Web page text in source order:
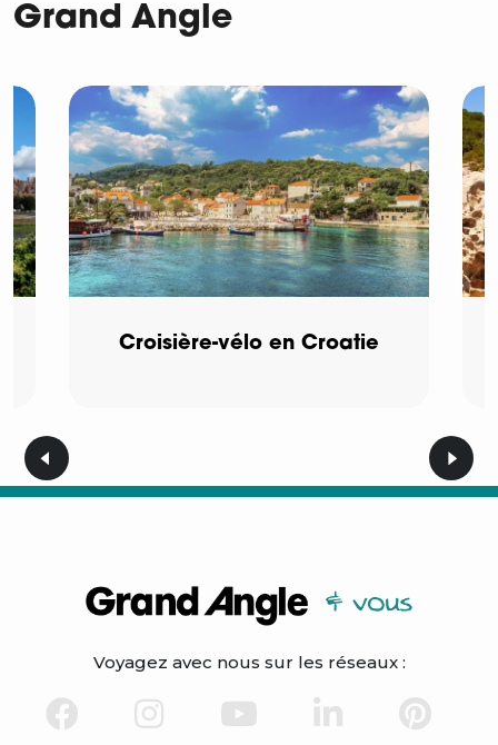
Grand Angle
Croisière-vélo en Croatie
Voyagez avec nous sur les réseaux :